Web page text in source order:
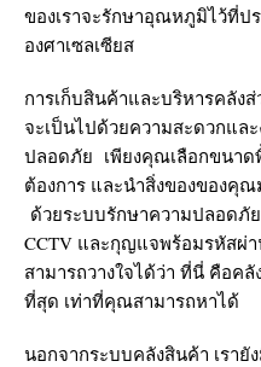
ของเราจะรักษาอุณหภูมิไว้ที่ป
องศาเซลเซียส
การเก็บสินค้าและบริหารคลัง
จะเป็นไปด้วยความสะดวกแล
ปลอดภัย เพียงคุณเลือกขนา
ต้องการ และนำสิ่งของของคุณ
ด้วยระบบรักษาความปลอดภั
CCTV และกุญแจพร้อมรหัสผ่
สามารถวางใจได้ว่า ที่นี่ คือค
ที่สุด เท่าที่คุณสามารถหาได้
นอกจากระบบคลังสินค้า เรายั